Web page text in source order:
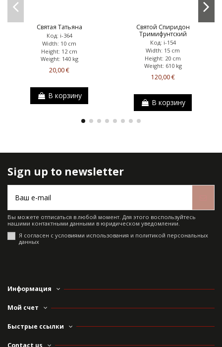
Святая Татьяна
Код: i-364
Width: 10 cm
Height: 12 cm
Weight: 140 kg
20,00 €
В корзину
Святой Спиридон
Тримифунтский
Код: i-154
Width: 15 cm
Height: 20 cm
Weight: 610 kg
120,00 €
В корзину
Sign up to newsletter
Вы можете отписаться в любой момент. Для этого воспользуйтесь
нашими контактными данными в юридическом уведомлении.
Я согласен с условиями использования и политикой персональных
данных
Информация
Мой счет
Быстрые ссылки
Contact us